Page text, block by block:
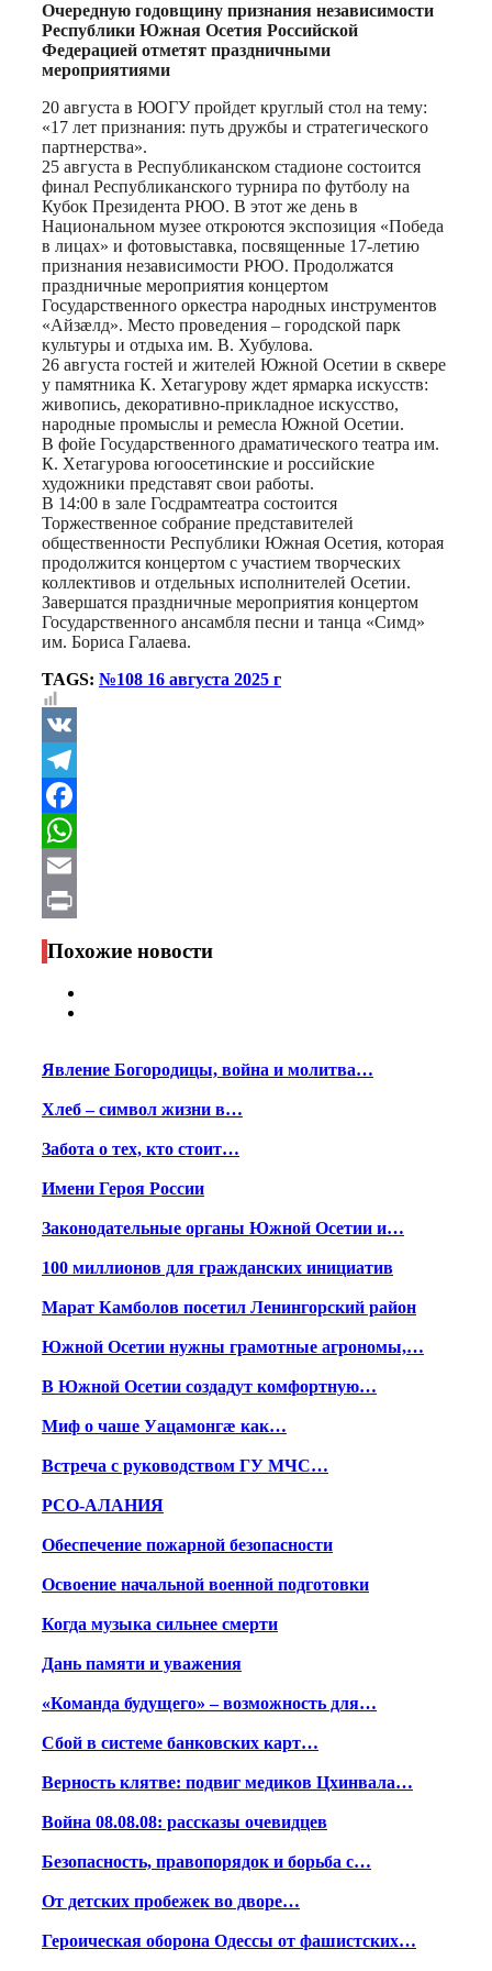
Очередную годовщину признания независимости
Республики Южная Осетия Российской
Федерацией отметят праздничными
мероприятиями
20 августа в ЮОГУ пройдет круглый стол на тему:
«17 лет признания: путь дружбы и стратегического
партнерства».
25 августа в Республиканском стадионе состоится
финал Республиканского турнира по футболу на
Кубок Президента РЮО. В этот же день в
Национальном музее откроются экспозиция «Победа
в лицах» и фотовыставка, посвященные 17-летию
признания независимости РЮО. Продолжатся
праздничные мероприятия концертом
Государственного оркестра народных инструментов
«Айзæлд». Место проведения – городской парк
культуры и отдыха им. В. Хубулова.
26 августа гостей и жителей Южной Осетии в сквере
у памятника К. Хетагурову ждет ярмарка искусств:
живопись, декоративно-прикладное искусство,
народные промыслы и ремесла Южной Осетии.
В фойе Государственного драматического театра им.
К. Хетагурова югоосетинские и российские
художники представят свои работы.
В 14:00 в зале Госдрамтеатра состоится
Торжественное собрание представителей
общественности Республики Южная Осетия, которая
продолжится концертом с участием творческих
коллективов и отдельных исполнителей Осетии.
Завершатся праздничные мероприятия концертом
Государственного ансамбля песни и танца «Симд»
им. Бориса Галаева.
TAGS: №108 16 августа 2025 г
VK
Telegram
Facebook
WhatsApp
Email
Print
Похожие новости
Явление Богородицы, война и молитва…
Хлеб – символ жизни в…
Забота о тех, кто стоит…
Имени Героя России
Законодательные органы Южной Осетии и…
100 миллионов для гражданских инициатив
Марат Камболов посетил Ленингорский район
Южной Осетии нужны грамотные агрономы,…
В Южной Осетии создадут комфортную…
Миф о чаше Уацамонгæ как…
Встреча с руководством ГУ МЧС…
РСО-АЛАНИЯ
Обеспечение пожарной безопасности
Освоение начальной военной подготовки
Когда музыка сильнее смерти
Дань памяти и уважения
«Команда будущего» – возможность для…
Сбой в системе банковских карт…
Верность клятве: подвиг медиков Цхинвала…
Война 08.08.08: рассказы очевидцев
Безопасность, правопорядок и борьба с…
От детских пробежек во дворе…
Героическая оборона Одессы от фашистских…